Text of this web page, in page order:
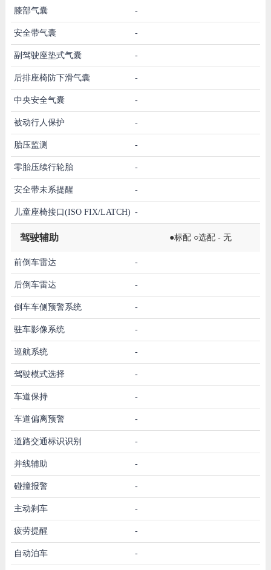
膝部气囊 -
安全带气囊 -
副驾驶座垫式气囊 -
后排座椅防下滑气囊 -
中央安全气囊 -
被动行人保护 -
胎压监测 -
零胎压续行轮胎 -
安全带未系提醒 -
儿童座椅接口(ISO FIX/LATCH) -
驾驶辅助 ●标配 ○选配 - 无
前倒车雷达 -
后倒车雷达 -
倒车车侧预警系统 -
驻车影像系统 -
巡航系统 -
驾驶模式选择 -
车道保持 -
车道偏离预警 -
道路交通标识识别 -
并线辅助 -
碰撞报警 -
主动刹车 -
疲劳提醒 -
自动泊车 -